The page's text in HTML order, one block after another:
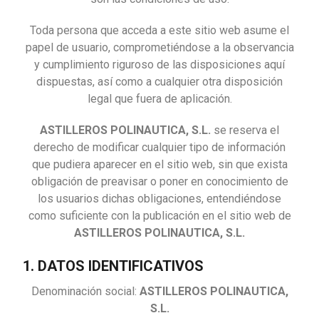
Toda persona que acceda a este sitio web asume el
papel de usuario, comprometiéndose a la observancia
y cumplimiento riguroso de las disposiciones aquí
dispuestas, así como a cualquier otra disposición
legal que fuera de aplicación.
ASTILLEROS POLINAUTICA, S.L. se reserva el
derecho de modificar cualquier tipo de información
que pudiera aparecer en el sitio web, sin que exista
obligación de preavisar o poner en conocimiento de
los usuarios dichas obligaciones, entendiéndose
como suficiente con la publicación en el sitio web de
ASTILLEROS POLINAUTICA, S.L.
1. DATOS IDENTIFICATIVOS
Denominación social: ASTILLEROS POLINAUTICA,
S.L.